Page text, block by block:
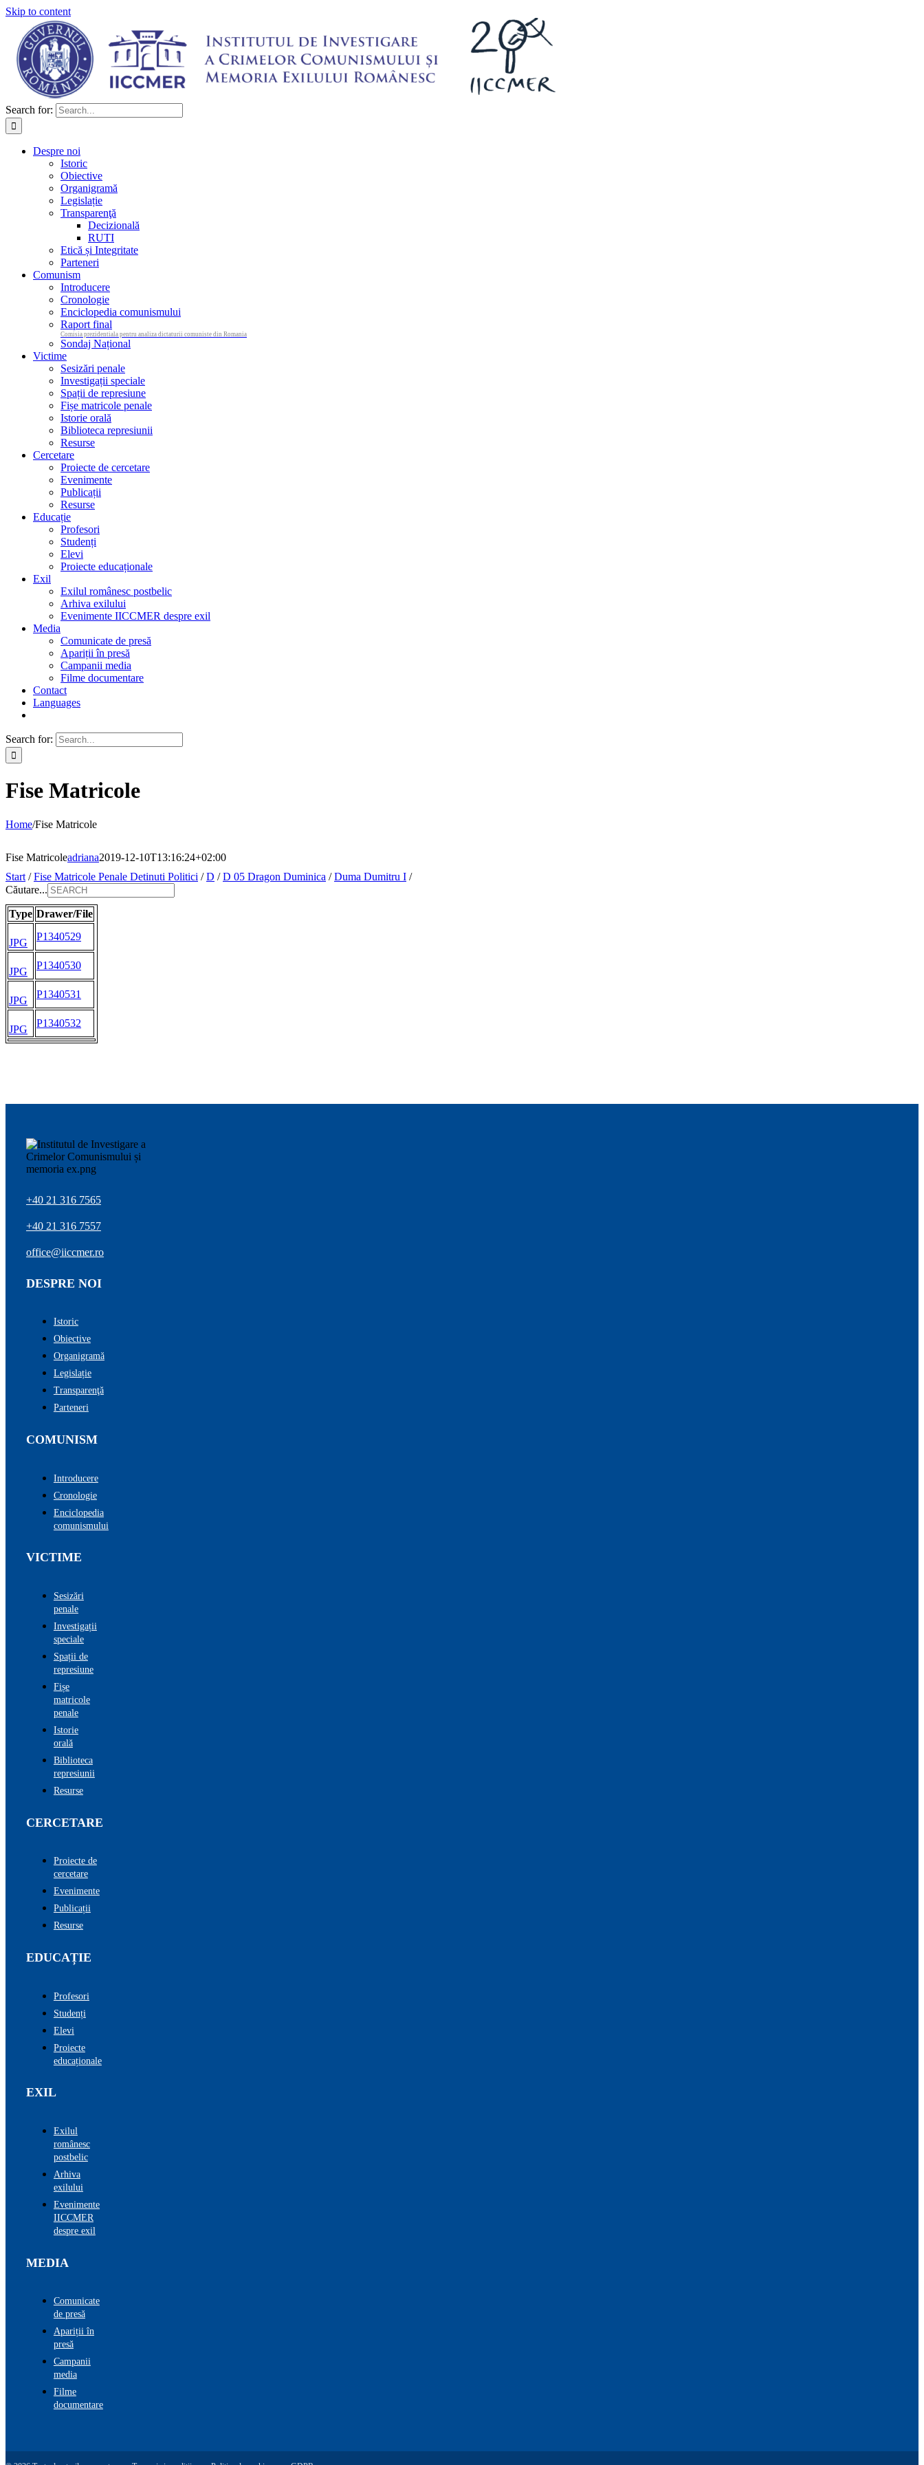
Skip to content
Search for:
Despre noi
Istoric
Obiective
Organigramă
Legislație
Transparenţă
Decizională
RUTI
Etică și Integritate
Parteneri
Comunism
Introducere
Cronologie
Enciclopedia comunismului
Raport final
Comisia prezidentiala pentru analiza dictaturii comuniste din Romania
Sondaj Național
Victime
Sesizări penale
Investigații speciale
Spații de represiune
Fișe matricole penale
Istorie orală
Biblioteca represiunii
Resurse
Cercetare
Proiecte de cercetare
Evenimente
Publicații
Resurse
Educație
Profesori
Studenți
Elevi
Proiecte educaționale
Exil
Exilul românesc postbelic
Arhiva exilului
Evenimente IICCMER despre exil
Media
Comunicate de presă
Apariții în presă
Campanii media
Filme documentare
Contact
Languages
Search for:
Fise Matricole
Home/Fise Matricole
Fise Matricoleadriana2019-12-10T13:16:24+02:00
Start /Fise Matricole Penale Detinuti Politici /D /D 05 Dragon Duminica /Duma Dumitru I /
Căutare...
Type Drawer/File
JPG
P1340529
JPG
P1340530
JPG
P1340531
JPG
P1340532
+40 21 316 7565
+40 21 316 7557
office@iiccmer.ro
DESPRE NOI
Istoric
Obiective
Organigramă
Legislație
Transparenţă
Parteneri
COMUNISM
Introducere
Cronologie
Enciclopedia
comunismului
VICTIME
Sesizări
penale
Investigații
speciale
Spații de
represiune
Fișe
matricole
penale
Istorie
orală
Biblioteca
represiunii
Resurse
CERCETARE
Proiecte de
cercetare
Evenimente
Publicații
Resurse
EDUCAȚIE
Profesori
Studenți
Elevi
Proiecte
educaționale
EXIL
Exilul
românesc
postbelic
Arhiva
exilului
Evenimente
IICCMER
despre exil
MEDIA
Comunicate
de presă
Apariții în
presă
Campanii
media
Filme
documentare